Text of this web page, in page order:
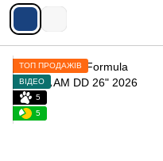
ТОП ПРОДАЖІВ
ВІДЕО
5
5